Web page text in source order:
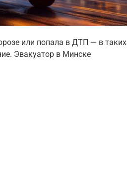
или попала в ДТП — в таких
Эвакуатор в Минске